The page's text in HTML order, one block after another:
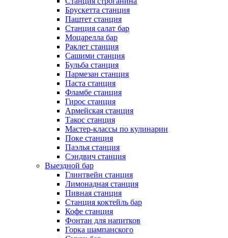
Брускетта станция
Паштет станция
Станция салат бар
Моцарелла бар
Раклет станция
Сашими станция
Бульба станция
Пармезан станция
Паста станция
Фламбе станция
Гирос станция
Армейская станция
Такос станция
Мастер-классы по кулинарии
Поке станция
Паэлья станция
Сэндвич станция
Выездной бар
Глинтвейн станция
Лимонадная станция
Пивная станция
Станция коктейль бар
Кофе станция
Фонтан для напитков
Горка шампанского